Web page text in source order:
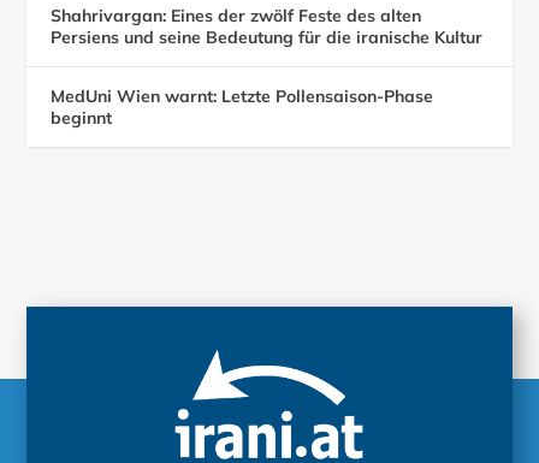
Shahrivargan: Eines der zwölf Feste des alten
Persiens und seine Bedeutung für die iranische Kultur
MedUni Wien warnt: Letzte Pollensaison-Phase
beginnt